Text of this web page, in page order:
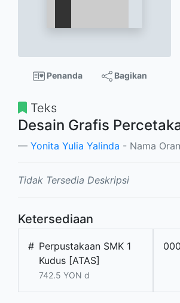
Penanda Bagikan
Teks
Desain Grafis
Yonita Yulia Yalinda - Nama
Tidak Tersedia Deskripsi
Ketersediaan
# Perpustakaan SMK 1
Kudus [ATAS]
742.5 YON d